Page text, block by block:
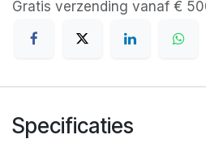
Gratis verzending vanaf €
Specificaties